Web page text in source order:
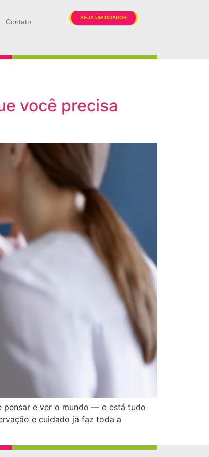
Contato
SEJA UM DOADOR
você precisa
pensar e ver o mundo — e está tudo
e cuidado já faz toda a